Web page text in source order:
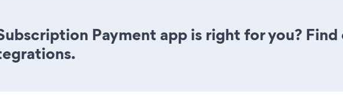
Payment app is right for you?